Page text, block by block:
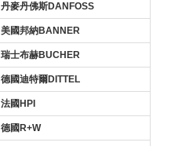
丹麥丹佛斯DANFOSS
美國邦納BANNER
瑞士布赫BUCHER
德國迪特爾DITTEL
法國HPI
德國R+W